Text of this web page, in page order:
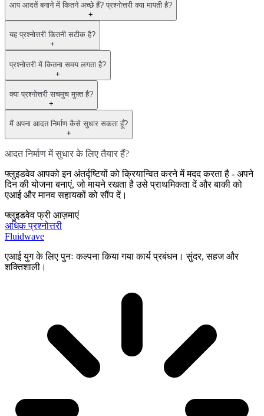
आप आदतें बनाने में कितने अच्छे हैं? प्रश्नोत्तरी क्या मापती है?
+
यह प्रश्नोत्तरी कितनी सटीक है?
+
प्रश्नोत्तरी में कितना समय लगता है?
+
क्या प्रश्नोत्तरी सचमुच मुफ़्त है?
+
मैं अपना आदत निर्माण कैसे सुधार सकता हूँ?
+
आदत निर्माण में सुधार के लिए तैयार हैं?
फ्लुइडवेव आपको इन अंतर्दृष्टियों को क्रियान्वित करने में मदद करता है - अपने
दिन की योजना बनाएं, जो मायने रखता है उसे प्राथमिकता दें और बाकी को
एआई और मानव सहायकों को सौंप दें।
फ्लुइडवेव फ्री आज़माएं
अधिक प्रश्नोत्तरी
Fluidwave
एआई युग के लिए पुनः कल्पना किया गया कार्य प्रबंधन। सुंदर, सहज और
शक्तिशाली।